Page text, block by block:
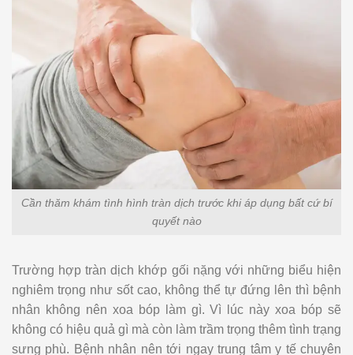
Cần thăm khám tình hình tràn dịch trước khi áp dụng bất cứ bí
quyết nào
Trường hợp tràn dịch khớp gối nặng với những biểu hiện
nghiêm trọng như sốt cao, không thể tự đứng lên thì bệnh
nhân không nên xoa bóp làm gì. Vì lúc này xoa bóp sẽ
không có hiệu quả gì mà còn làm trầm trọng thêm tình trạng
sưng phù. Bệnh nhân nên tới ngay trung tâm y tế chuyên